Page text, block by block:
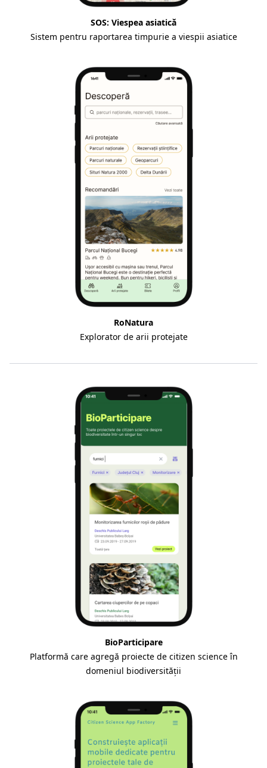
SOS: Viespea asiatică
Sistem pentru raportarea timpurie a viespii asiatice
RoNatura
Explorator de arii protejate
BioParticipare
Platformă care agregă proiecte de citizen science în
domeniul biodiversității